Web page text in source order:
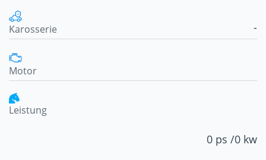
Karosserie -
Motor
Leistung
0 ps /0 kw